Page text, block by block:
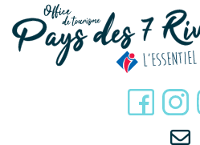
Panneau de gestion des cookies